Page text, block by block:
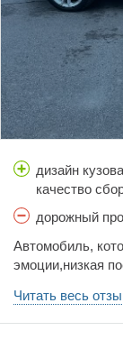
подведет! До
слезы счастья
дизайн
качество
дорожный
Автомобиль,
эмоции,низкая
динамике.
Читать весь